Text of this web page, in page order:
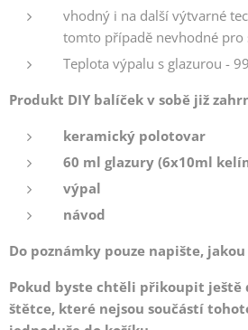
vhodný i na další výtvarné
tomto případě nevhodné pro
Teplota výpalu s glazurou -
Produkt DIY balíček v sobě již
keramický polotovar
60 ml glazury (6x10ml
výpal
návod
Do poznámky pouze napište,
Pokud byste chtěli přikoupit ještě
štětce, které nejsou součástí